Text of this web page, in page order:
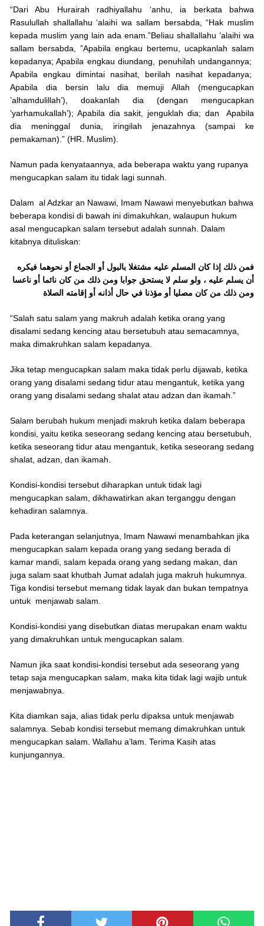
“Dari Abu Hurairah radhiyallahu ‘anhu, ia berkata bahwa
Rasulullah shallallahu ‘alaihi wa sallam bersabda, “Hak muslim
kepada muslim yang lain ada enam.”Beliau shallallahu ’alaihi wa
sallam bersabda, ”Apabila engkau bertemu, ucapkanlah salam
kepadanya; Apabila engkau diundang, penuhilah undangannya;
Apabila engkau dimintai nasihat, berilah nasihat kepadanya;
Apabila dia bersin lalu dia memuji Allah (mengucapkan
’alhamdulillah’), doakanlah dia (dengan mengucapkan
’yarhamukallah’); Apabila dia sakit, jenguklah dia; dan Apabila
dia meninggal dunia, iringilah jenazahnya (sampai ke
pemakaman).” (HR. Muslim).
Namun pada kenyataannya, ada beberapa waktu yang rupanya
mengucapkan salam itu tidak lagi sunnah.
Dalam al Adzkar an Nawawi, Imam Nawawi menyebutkan bahwa
beberapa kondisi di bawah ini dimakuhkan, walaupun hukum
asal mengucapkan salam tersebut adalah sunnah. Dalam
kitabnya dituliskan:
فمن ذلك إذا كان المسلم عليه مشتغلا بالبول أو الجماع أو نحوهما فيكره
أن يسلم عليه ، ولو سلم لا يستحق جوابا ومن ذلك من كان نائما أو ناعسا
ومن ذلك من كان مصليا أو مؤذنا في حال أذانه أو إقامته الصلاة
“Salah satu salam yang makruh adalah ketika orang yang
disalami sedang kencing atau bersetubuh atau semacamnya,
maka dimakruhkan salam kepadanya.
Jika tetap mengucapkan salam maka tidak perlu dijawab, ketika
orang yang disalami sedang tidur atau mengantuk, ketika yang
orang yang disalami sedang shalat atau adzan dan ikamah.”
Salam berubah hukum menjadi makruh ketika dalam beberapa
kondisi, yaitu ketika seseorang sedang kencing atau bersetubuh,
ketika seseorang tidur atau mengantuk, ketika seseorang sedang
shalat, adzan, dan ikamah.
Kondisi-kondisi tersebut diharapkan untuk tidak lagi
mengucapkan salam, dikhawatirkan akan terganggu dengan
kehadiran salamnya.
Pada keterangan selanjutnya, Imam Nawawi menambahkan jika
mengucapkan salam kepada orang yang sedang berada di
kamar mandi, salam kepada orang yang sedang makan, dan
juga salam saat khutbah Jumat adalah juga makruh hukumnya.
Tiga kondisi tersebut memang tidak layak dan bukan tempatnya
untuk menjawab salam.
Kondisi-kondisi yang disebutkan diatas merupakan enam waktu
yang dimakruhkan untuk mengucapkan salam.
Namun jika saat kondisi-kondisi tersebut ada seseorang yang
tetap saja mengucapkan salam, maka kita tidak lagi wajib untuk
menjawabnya.
Kita diamkan saja, alias tidak perlu dipaksa untuk menjawab
salamnya. Sebab kondisi tersebut memang dimakruhkan untuk
mengucapkan salam. Wallahu a’lam. Terima Kasih atas
kunjungannya.